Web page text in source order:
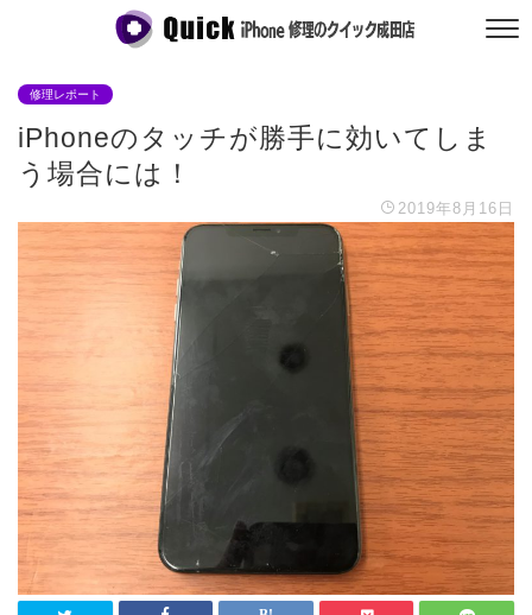
修理レポート
iPhoneのタッチが勝手に効いてしま
う場合には！
2019年8月16日